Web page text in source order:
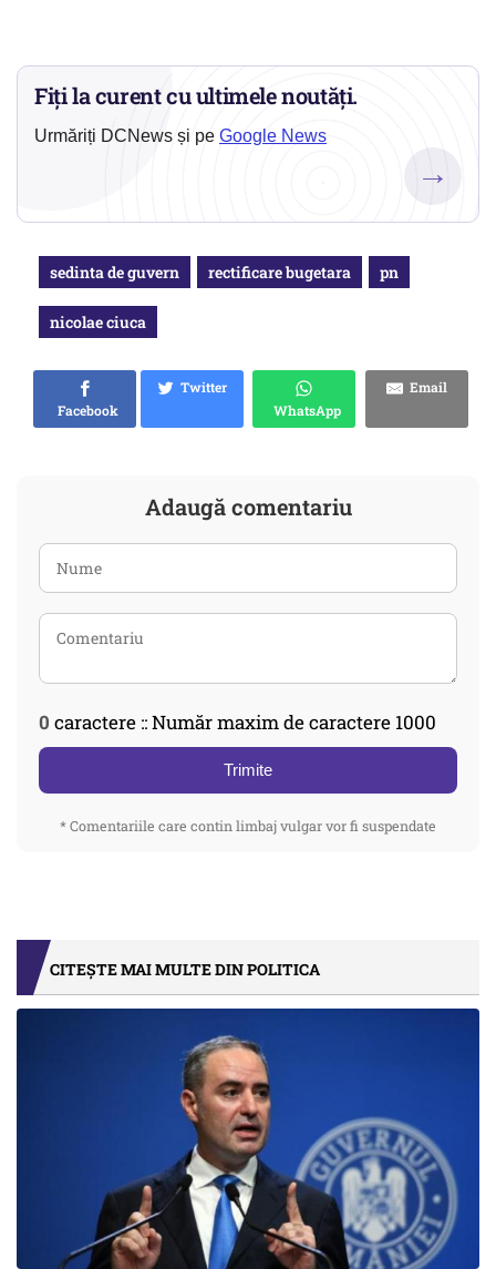
Fiți la curent cu ultimele noutăți.
Urmăriți DCNews și pe Google News
→
sedinta de guvern rectificare bugetara pn
nicolae ciuca
Facebook
Twitter
WhatsApp
Email
Adaugă comentariu
0 caractere :: Număr maxim de caractere 1000
Trimite
* Comentariile care contin limbaj vulgar vor fi suspendate
CITEȘTE MAI MULTE DIN POLITICA